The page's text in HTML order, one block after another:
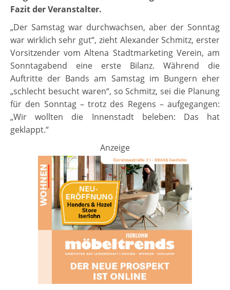
Fazit der Veranstalter.
„Der Samstag war durchwachsen, aber der Sonntag
war wirklich sehr gut“, zieht Alexander Schmitz, erster
Vorsitzender vom Altena Stadtmarketing Verein, am
Sonntagabend eine erste Bilanz. Während die
Auftritte der Bands am Samstag im Bungern eher
„schlecht besucht waren“, so Schmitz, sei die Planung
für den Sonntag – trotz des Regens – aufgegangen:
„Wir wollten die Innenstadt beleben: Das hat
geklappt.“
Anzeige